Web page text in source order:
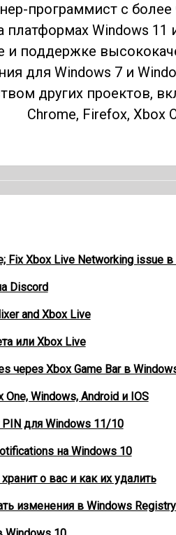
программист с
платформах Windows 11
и поддержке
для Windows 7 и
других проектов,
Chrome, Firefox, Xbox
Xbox Live Networking issue в
Discord
and Xbox Live
или Xbox Live
через Xbox Game Bar в
Windows, Android и IOS
для Windows 11/10
на Windows 10
о вас и как их удалить
изменения в Windows